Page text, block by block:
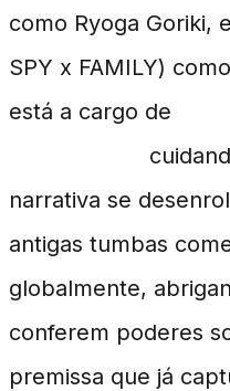
como Ryoga Goriki, e
SPY x FAMILY)
está a cargo de
narrativa se
antigas tumbas
globalmente,
conferem poderes
premissa que já